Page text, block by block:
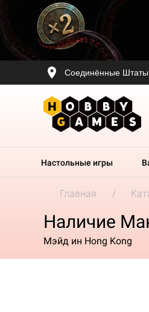
Соединённые
Настольные игры
Главная
Наличие
Мэйд ин Hong Kong